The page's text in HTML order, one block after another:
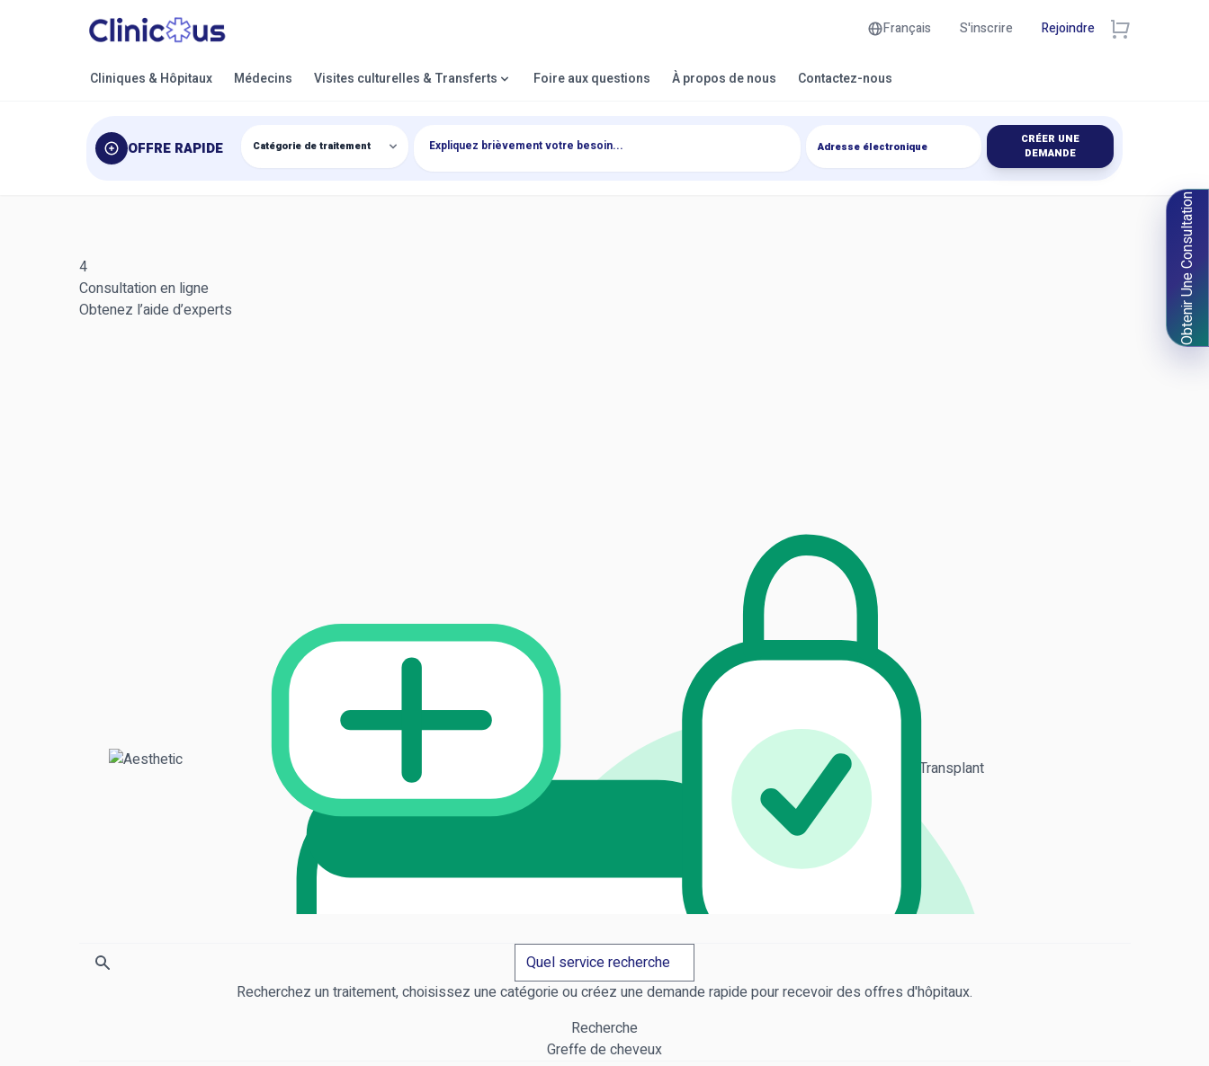
Français S'inscrire Rejoindre
Cliniques & Hôpitaux Médecins Visites culturelles & Transferts Foire aux questions À propos de nous Contactez-nous
OFFRE RAPIDE
CRÉER UNE
DEMANDE
Obtenir Une Consultation
4
Consultation en ligne
Obtenez l’aide d’experts
Clinictus - Le tourisme médical le plus simple au monde
Recherchez un traitement, choisissez une catégorie ou créez une demande rapide pour recevoir des offres d'hôpitaux.
Recherche
Greffe de cheveux